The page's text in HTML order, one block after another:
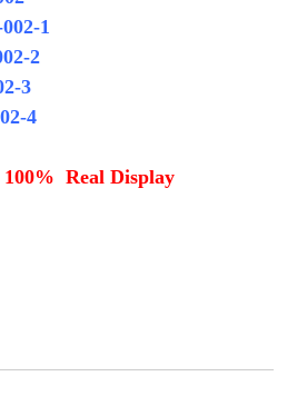
1
2
3
4
Real Display